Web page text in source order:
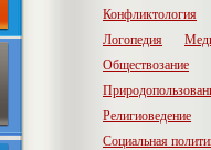
Конфликтология
Логопедия
Обществозание
Религиоведение
Социальная